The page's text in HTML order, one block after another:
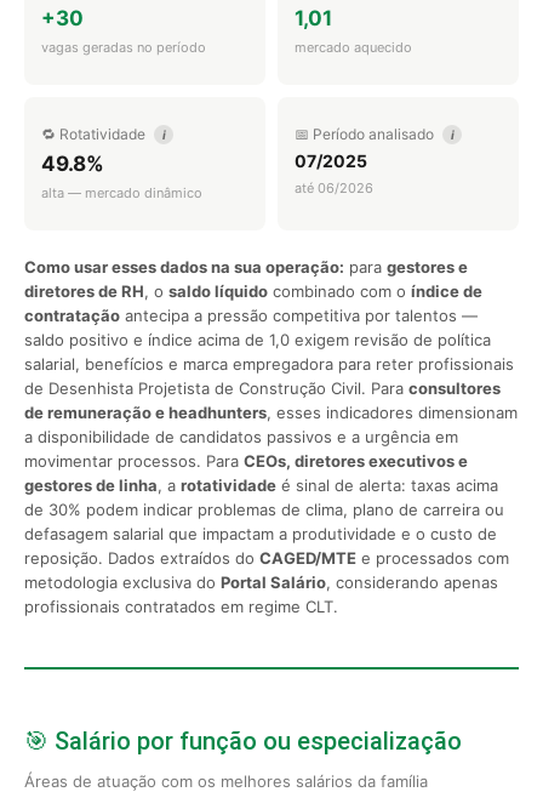
+30
vagas geradas no período
1,01
mercado aquecido
🔁 Rotatividade i
49.8%
alta — mercado dinâmico
📅 Período analisado i
07/2025
até 06/2026
Como usar esses dados na sua operação: para gestores e
diretores de RH, o saldo líquido combinado com o índice de
contratação antecipa a pressão competitiva por talentos —
saldo positivo e índice acima de 1,0 exigem revisão de política
salarial, benefícios e marca empregadora para reter profissionais
de Desenhista Projetista de Construção Civil. Para consultores
de remuneração e headhunters, esses indicadores dimensionam
a disponibilidade de candidatos passivos e a urgência em
movimentar processos. Para CEOs, diretores executivos e
gestores de linha, a rotatividade é sinal de alerta: taxas acima
de 30% podem indicar problemas de clima, plano de carreira ou
defasagem salarial que impactam a produtividade e o custo de
reposição. Dados extraídos do CAGED/MTE e processados com
metodologia exclusiva do Portal Salário, considerando apenas
profissionais contratados em regime CLT.
🎯 Salário por função ou especialização
Áreas de atuação com os melhores salários da família